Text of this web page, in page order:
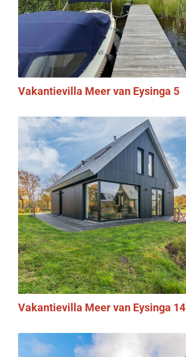
Vakantievilla Meer van Eysinga 5
Vakantievilla Meer van Eysinga 14